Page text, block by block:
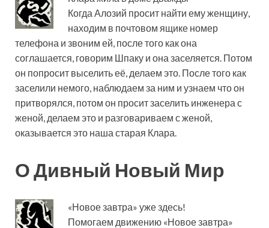
Когда Алозий просит найти ему женщину,
находим в почтовом ящике номер
телефона и звоним ей, после того как она
соглашается, говорим Шпаку и она заселяется. Потом
он попросит выселить её, делаем это. После того как
заселили немого, наблюдаем за ним и узнаем что он
притворялся, потом он просит заселить инженера с
женой, делаем это и разговариваем с женой,
оказывается это наша старая Клара.
О Дивный Новый Мир
«Новое завтра» уже здесь!
Помогаем движению «Новое завтра»